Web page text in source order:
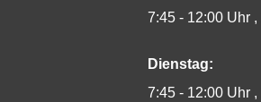
7:45 - 12:00 Uhr
Dienstag:
7:45 - 12:00 Uhr